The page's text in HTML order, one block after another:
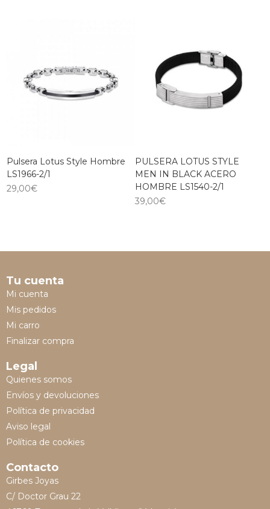
Pulsera Lotus Style Hombre
LS1966-2/1
29,00€
PULSERA LOTUS STYLE
MEN IN BLACK ACERO
HOMBRE LS1540-2/1
39,00€
Tu cuenta
Mi cuenta
Mis pedidos
Mi carro
Finalizar compra
Legal
Quienes somos
Envíos y devoluciones
Política de privacidad
Aviso legal
Política de cookies
Contacto
Girbes Joyas
C/ Doctor Grau 22